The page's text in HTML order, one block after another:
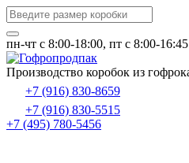
пн-чт c 8:00-18:00, пт с 8:00-16:45
Производство коробок из
+7 (916) 830-8659
+7 (916) 830-5515
+7 (495) 780-5456